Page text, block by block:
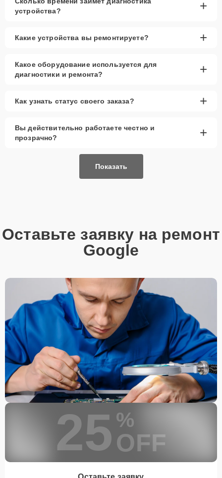
устройства?
+
Какие устройства вы ремонтируете? +
Какое оборудование используется для
диагностики и ремонта?
+
Как узнать статус своего заказа? +
Вы действительно работаете честно и
прозрачно?
+
Показать
Оставьте заявку на ремонт
Google
25 %
OFF